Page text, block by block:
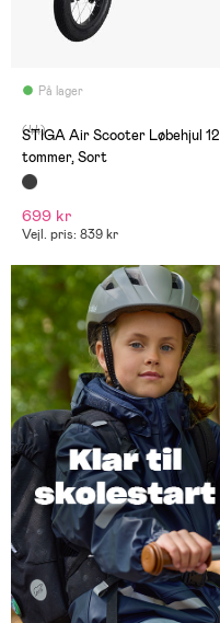
På lager
(44)
STIGA Air Scooter Løbehjul 12
tommer, Sort
699 kr
Vejl. pris: 839 kr